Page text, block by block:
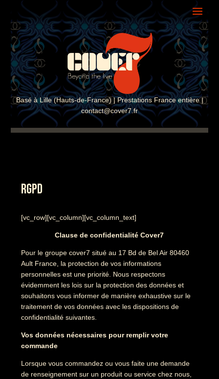
Basé à Lille (Hauts-de-France) | Prestations France entière |
contact@cover7.fr
RGPD
[vc_row][vc_column][vc_column_text]
Clause de confidentialité Cover7
Pour le groupe cover7 situé au 17 Bd de Bel Air 80460
Ault France, la protection de vos informations
personnelles est une priorité. Nous respectons
évidemment les lois sur la protection des données et
souhaitons vous informer de manière exhaustive sur le
traitement de vos données avec les dispositions de
confidentialité suivantes.
Vos données nécessaires pour remplir votre
commande
Lorsque vous commandez ou vous faite une demande
de renseignement sur un produit ou service chez nous,
ASSISTANT COVER7
En ligne · Réponse instantanée